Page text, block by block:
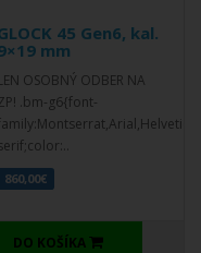
45 Gen6, kal.
mm
OSOBNÝ ODBER NA
.bm-g6{font-
860,00€
DO KOŠÍKA